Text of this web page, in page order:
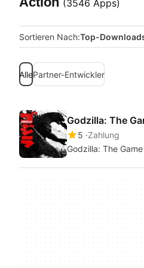
(3546 Apps)
Sortieren Nach:Top-
AllePartner-Entwickler
Godzilla: The
5 Zahlung
Godzilla: The